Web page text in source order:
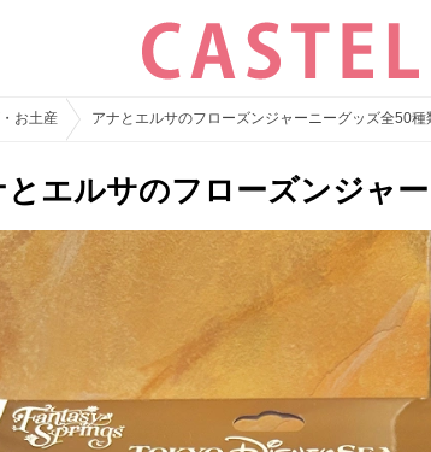
お土産 アナとエルサのフローズンジャーニーグッズ全50
エルサのフローズンジャ